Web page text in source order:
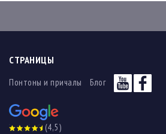
СТРАНИЦЫ
Понтоны и причалы Блог
(4,5)